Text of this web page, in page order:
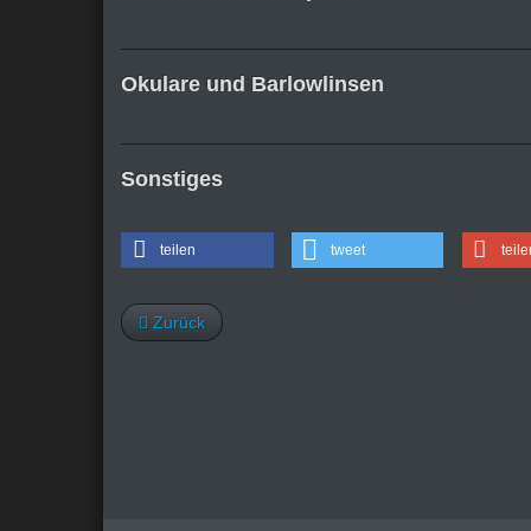
Okulare und Barlowlinsen
Sonstiges
teilen tweet
Zurück